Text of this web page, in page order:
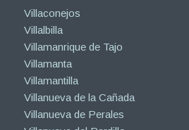
Villaconejos
Villalbilla
Villamanrique de Tajo
Villamanta
Villamantilla
Villanueva de la Cañada
Villanueva de Perales